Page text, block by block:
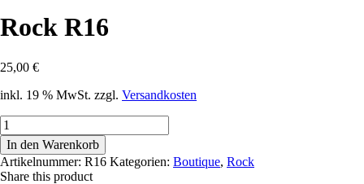
Rock R16
25,00 €
inkl. 19 % MwSt. zzgl. Versandkosten
Rock
R16
Menge
In den Warenkorb
Artikelnummer: R16 Kategorien: Boutique, Rock
Share this product